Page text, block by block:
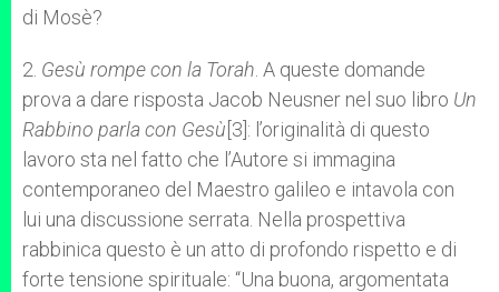
di Mosè?
2. Gesù rompe con la Torah A queste domande
prova a dare risposta Jacob Neusner nel suo libro Un
Rabbino parla con Gesù [3]: l’originalità di questo
lavoro sta nel fatto che l’Autore si immagina
contemporaneo del Maestro galileo e intavola con
lui una discussione serrata. Nella prospettiva
rabbinica questo è un atto di profondo rispetto e di
forte tensione spirituale: “Una buona, argomentata